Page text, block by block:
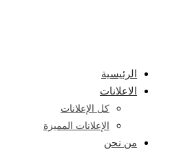
الرئيسية
الاعلانات
كل الإعلانات
الإعلانات المميزة
من نحن